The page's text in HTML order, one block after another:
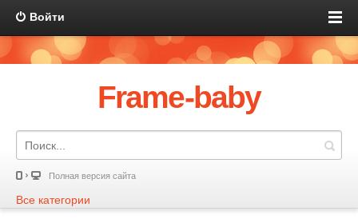
Войти
Frame-baby
Полная версия сайта
Все категории